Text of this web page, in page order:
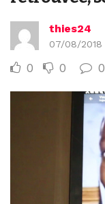
thies24
07/08/2018
0 0 0